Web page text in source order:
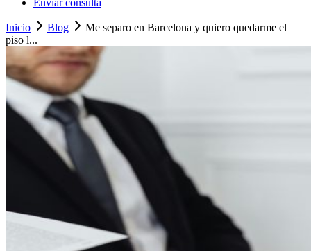
Enviar consulta
Inicio Blog
Me separo en Barcelona y quiero quedarme el
piso l...